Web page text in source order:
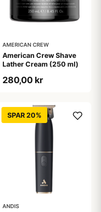
AMERICAN CREW
American Crew Shave
Lather Cream (250 ml)
280,00 kr
SPAR 20%
ANDIS